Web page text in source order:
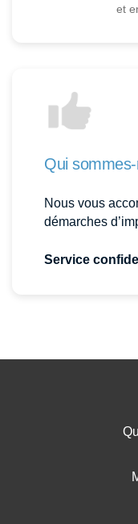
et
Qui
Nous vous
démarches
Service